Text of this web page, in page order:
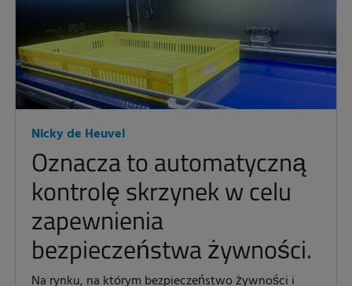
Nicky de Heuvel
Oznacza to automatyczną
kontrolę skrzynek w celu
zapewnienia
bezpieczeństwa żywności.
Na rynku, na którym bezpieczeństwo żywności i